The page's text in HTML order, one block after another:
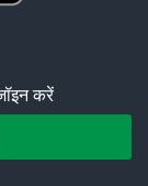
करें